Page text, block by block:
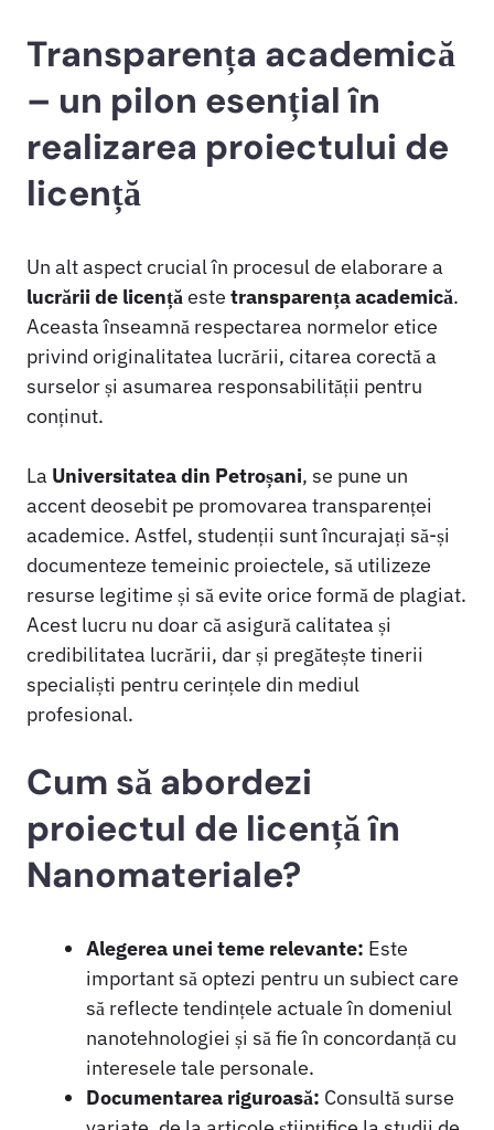
Transparența academică
– un pilon esențial în
realizarea proiectului de
licență
Un alt aspect crucial în procesul de elaborare a
lucrării de licențăeste transparența academică.
Aceasta înseamnă respectarea normelor etice
privind originalitatea lucrării, citarea corectă a
surselor și asumarea responsabilității pentru
conținut.
La Universitatea din Petroșani, se pune un
accent deosebit pe promovarea transparenței
academice. Astfel, studenții sunt încurajați să-și
documenteze temeinic proiectele, să utilizeze
resurse legitime și să evite orice formă de plagiat.
Acest lucru nu doar că asigură calitatea și
credibilitatea lucrării, dar și pregătește tinerii
specialiști pentru cerințele din mediul
profesional.
Cum să abordezi
proiectul de licență în
Nanomateriale?
Alegerea unei teme relevante: Este
important să optezi pentru un subiect care
să reflecte tendințele actuale în domeniul
nanotehnologiei și să fie în concordanță cu
interesele tale personale.
Documentarea riguroasă: Consultă surse